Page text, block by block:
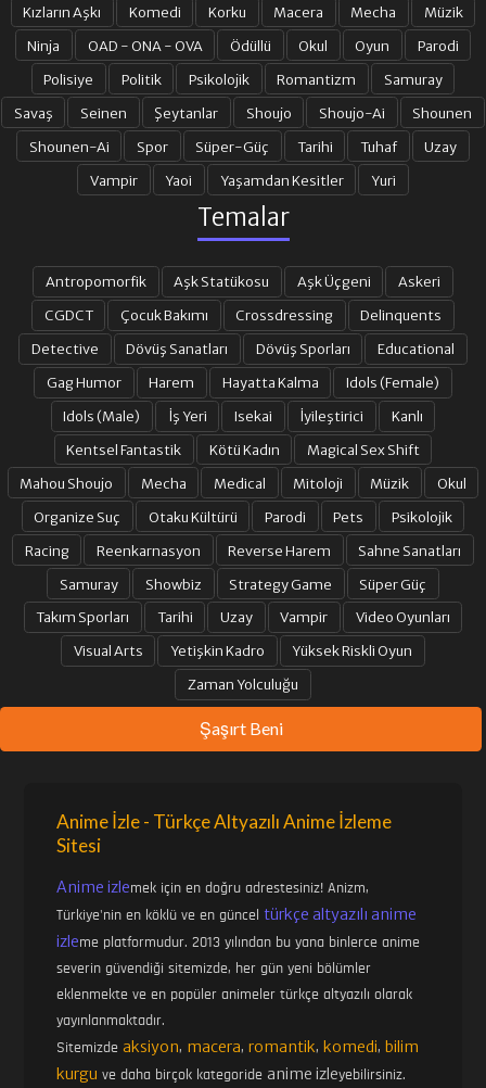
Kızların Aşkı Komedi Korku Macera Mecha
Müzik
Ninja
OAD - ONA - OVA Ödüllü Okul Oyun
Parodi
Polisiye
Politik Psikolojik Romantizm
Samuray
Savaş
Seinen Şeytanlar Shoujo Shoujo-Ai
Shounen
Shounen-Ai
Spor Süper-Güç Tarihi Tuhaf
Uzay
Vampir
Yaoi Yaşamdan Kesitler Yuri
Temalar
Antropomorfik Aşk Statükosu Aşk Üçgeni
Askeri
CGDCT
Çocuk Bakımı Crossdressing
Delinquents
Detective
Dövüş Sanatları Dövüş Sporları
Educational
Gag Humor
Harem Hayatta Kalma
Idols (Female)
Idols (Male)
İş Yeri Isekai İyileştirici
Kanlı
Kentsel Fantastik
Kötü Kadın
Magical Sex Shift
Mahou Shoujo
Mecha Medical Mitoloji Müzik
Okul
Organize Suç
Otaku Kültürü Parodi Pets
Psikolojik
Racing
Reenkarnasyon Reverse Harem
Sahne Sanatları
Samuray
Showbiz Strategy Game
Süper Güç
Takım Sporları
Tarihi Uzay Vampir
Video Oyunları
Visual Arts
Yetişkin Kadro
Yüksek Riskli Oyun
Zaman Yolculuğu
Şaşırt Beni
Anime İzle - Türkçe Altyazılı Anime İzleme
Sitesi
Anime izlemek için en doğru adrestesiniz! Anizm,
Türkiye'nin en köklü ve en günceltürkçe altyazılı anime
izleme platformudur. 2013 yılından bu yana binlerce anime
severin güvendiği sitemizde, her gün yeni bölümler
eklenmekte ve en popüler animeler türkçe altyazılı olarak
yayınlanmaktadır.
Sitemizdeaksiyon, macera,romantik, komedi, bilim
kurgu ve daha birçok kategoride anime izleyebilirsiniz.